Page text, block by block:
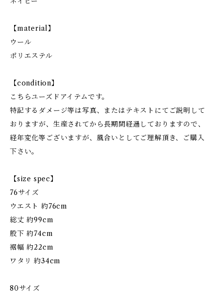
【material】
ウール
ポリエステル
【condition】
こちらユーズドアイテムです。
特記するダメージ等は写真、またはテキストにてご説明して
おりますが、生産されてから長期間経過しておりますので、
経年変化等ございますが、風合いとしてご理解頂き、ご購入
下さい。
【size spec】
76サイズ
ウエスト 約76cm
総丈 約99cm
股下 約74cm
裾幅 約22cm
ワタリ 約34cm
80サイズ